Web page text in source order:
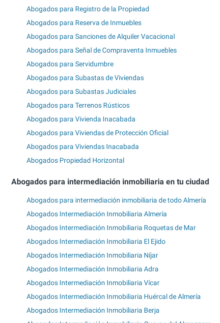
Abogados para Registro de la Propiedad
Abogados para Reserva de Inmuebles
Abogados para Sanciones de Alquiler Vacacional
Abogados para Señal de Compraventa Inmuebles
Abogados para Servidumbre
Abogados para Subastas de Viviendas
Abogados para Subastas Judiciales
Abogados para Terrenos Rústicos
Abogados para Vivienda Inacabada
Abogados para Viviendas de Protección Oficial
Abogados para Viviendas Inacabada
Abogados Propiedad Horizontal
Abogados para intermediación inmobiliaria en tu ciudad
Abogados para intermediación inmobiliaria de todo Almería
Abogados Intermediación Inmobiliaria Almería
Abogados Intermediación Inmobiliaria Roquetas de Mar
Abogados Intermediación Inmobiliaria El Ejido
Abogados Intermediación Inmobiliaria Níjar
Abogados Intermediación Inmobiliaria Adra
Abogados Intermediación Inmobiliaria Vícar
Abogados Intermediación Inmobiliaria Huércal de Almería
Abogados Intermediación Inmobiliaria Berja